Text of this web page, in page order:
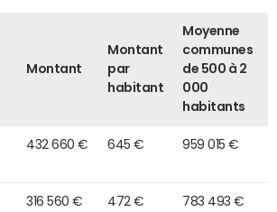
Montant
Montant
par
habitant
Moyenne
communes
de 500 à 2
000
habitants
432 660 € 645 € 959 015 €
316 560 € 472 € 783 493 €